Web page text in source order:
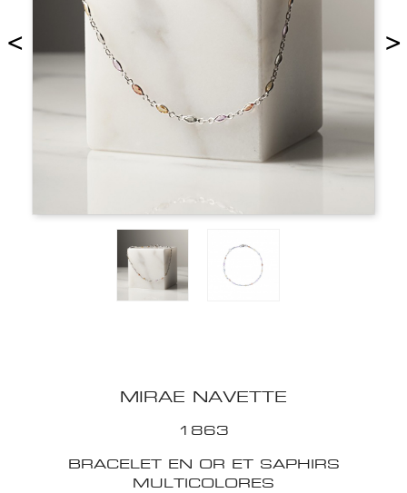
< >
MIRAE NAVETTE
1863
BRACELET EN OR ET SAPHIRS
MULTICOLORES